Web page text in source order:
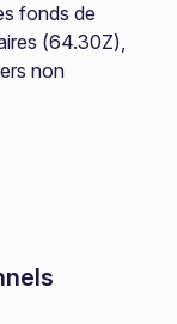
fonds de
(64.30Z),
non